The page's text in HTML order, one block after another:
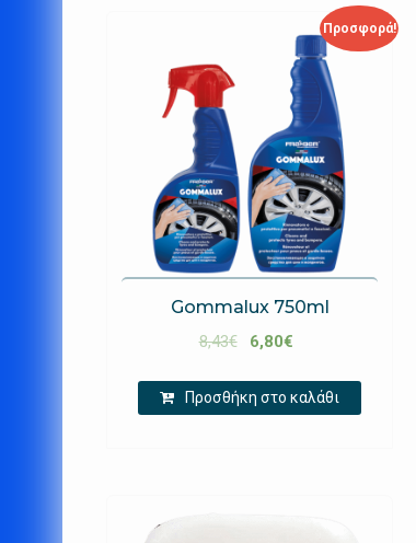
Προσφορά!
Gommalux 750ml
8,43€ 6,80€
Προσθήκη στο καλάθι